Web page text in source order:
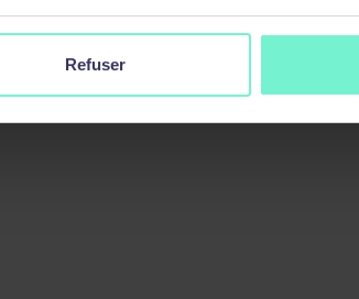
Refuser